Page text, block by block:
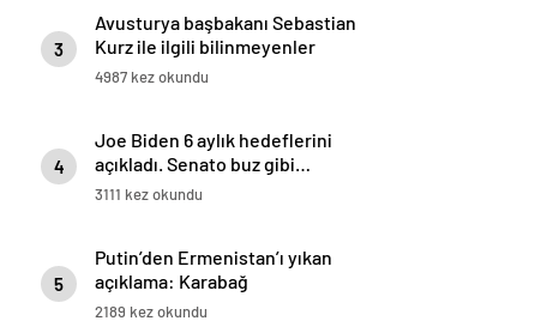
3
Avusturya başbakanı Sebastian
Kurz ile ilgili bilinmeyenler
4987 kez okundu
4
Joe Biden 6 aylık hedeflerini
açıkladı. Senato buz gibi…
3111 kez okundu
5
Putin’den Ermenistan’ı yıkan
açıklama: Karabağ
Azerbaycan’ın ayrılmaz bir
2189 kez okundu